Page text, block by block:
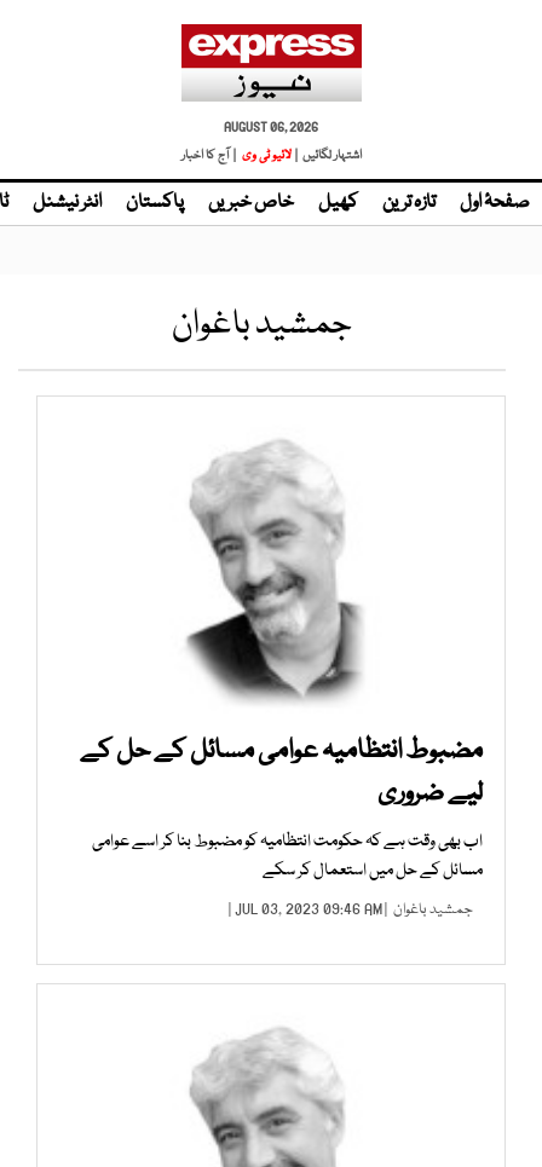
AUGUST 06, 2026
اشتہار لگائیں | لائیو ٹی وی | آج کا اخبار
صفحۂ اول تازہ ترین کھیل خاص خبریں پاکستان انٹر نیشنل
جمشید باغوان
مضبوط انتظامیہ عوامی مسائل کے حل کے
لیے ضروری
اب بھی وقت ہے کہ حکومت انتظامیہ کو مضبوط بنا کر اسے عوامی
مسائل کے حل میں استعمال کر سکے
جمشید باغوان | JUL 03, 2023 09:46 AM |